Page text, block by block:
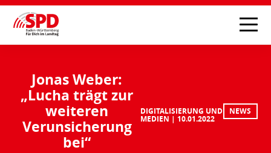
Jonas Weber:
„Lucha trägt zur
weiteren
Verunsicherung
bei“
DIGITALISIERUNG UND
MEDIEN 10.01.2022
NEWS